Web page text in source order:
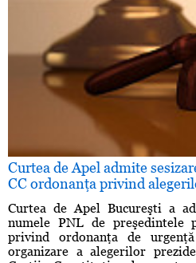
Curtea de Apel admite
CC ordonanţa privind
Curtea de Apel Bucureşti a
numele PNL de preşedintele
privind ordonanţa de
organizare a alegerilor